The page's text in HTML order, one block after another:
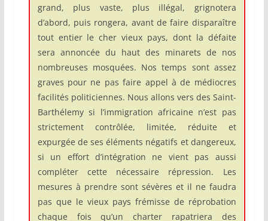
grand, plus vaste, plus illégal, grignotera
d’abord, puis rongera, avant de faire disparaître
tout entier le cher vieux pays, dont la défaite
sera annoncée du haut des minarets de nos
nombreuses mosquées. Nos temps sont assez
graves pour ne pas faire appel à de médiocres
facilités politiciennes. Nous allons vers des Saint-
Barthélemy si l’immigration africaine n’est pas
strictement contrôlée, limitée, réduite et
expurgée de ses éléments négatifs et dangereux,
si un effort d’intégration ne vient pas aussi
compléter cette nécessaire répression. Les
mesures à prendre sont sévères et il ne faudra
pas que le vieux pays frémisse de réprobation
chaque fois qu’un charter rapatriera des